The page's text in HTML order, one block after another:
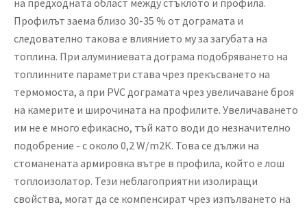
на предходната област между стъклото и профила.
Профилът заема близо 30-35 % от дограмата и
следователно такова е влиянието му за загубата на
топлина. При алуминиевата дограма подобряването на
топлинните параметри става чрез прекъсването на
термомоста, а при PVC дограмата чрез увеличаване броя
на камерите и широчината на профилите. Увеличаването
им не е много ефикасно, тъй като води до незначително
подобрение - с около 0,2 W/m2К. Това се дължи на
стоманената армировка вътре в профила, който е лош
топлоизолатор. Тези неблагоприятни изолиращи
свойства, могат да се компенсират чрез изпълването на